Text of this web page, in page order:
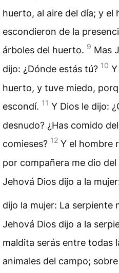
huerto, al aire del día; y el
escondieron de la
árboles del huerto. 9 Mas
dijo: ¿Dónde estás tú? 10
huerto, y tuve miedo,
escondí. 11 Y Dios le dijo:
desnudo? ¿Has comido
comieses? 12 Y el hombre
por compañera me dio
Jehová Dios dijo a la
dijo la mujer: La serpiente
Jehová Dios dijo a la
maldita serás entre todas
animales del campo;